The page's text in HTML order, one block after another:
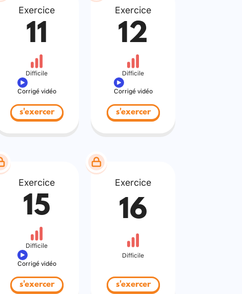
Exercice
11
Difficile
Corrigé vidéo
s'exercer
Exercice
12
Difficile
Corrigé vidéo
s'exercer
Exercice
15
Difficile
Corrigé vidéo
s'exercer
Exercice
16
Difficile
s'exercer